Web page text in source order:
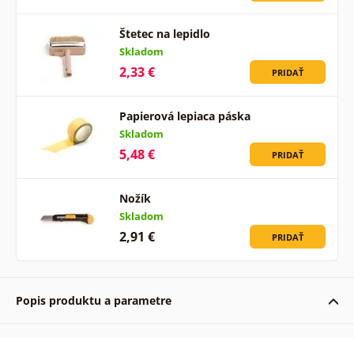
Štetec na lepidlo
Skladom
2,33 € PRIDAŤ
Papierová lepiaca páska
Skladom
5,48 € PRIDAŤ
Nožík
Skladom
2,91 € PRIDAŤ
Popis produktu a parametre